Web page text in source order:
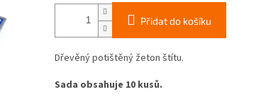
Přidat do košíku
Dřevěný potištěný žeton štítu.
Sada obsahuje 10 kusů.